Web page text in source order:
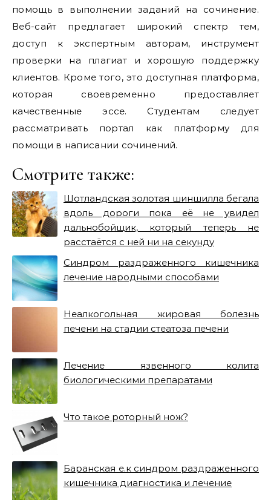
помощь в выполнении заданий на сочинение.
Веб-сайт предлагает широкий спектр тем,
доступ к экспертным авторам, инструмент
проверки на плагиат и хорошую поддержку
клиентов. Кроме того, это доступная платформа,
которая своевременно предоставляет
качественные эссе. Студентам следует
рассматривать портал как платформу для
помощи в написании сочинений.
Смотрите также:
Шотландская золотая шиншилла бегала
вдоль дороги пока её не увидел
дальнобойщик, который теперь не
расстаётся с ней ни на секунду
Синдром раздраженного кишечника
лечение народными способами
Неалкогольная жировая болезнь
печени на стадии стеатоза печени
Лечение язвенного колита
биологическими препаратами
Что такое роторный нож?
Баранская е.к синдром раздраженного
кишечника диагностика и лечение